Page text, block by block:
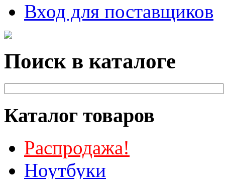
Вход для поставщиков
Поиск в каталоге
Каталог товаров
Распродажа!
Ноутбуки